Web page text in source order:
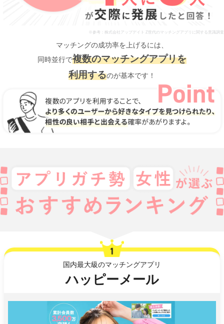
※参考：株式会社アップデイト Z世代のマッチングアプリに関する意識調査
マッチングの成功率を上げるには、
同時並行で複数のマッチングアプリを
利用するのが基本です！
国内最大級のマッチングアプリ
ハッピーメール